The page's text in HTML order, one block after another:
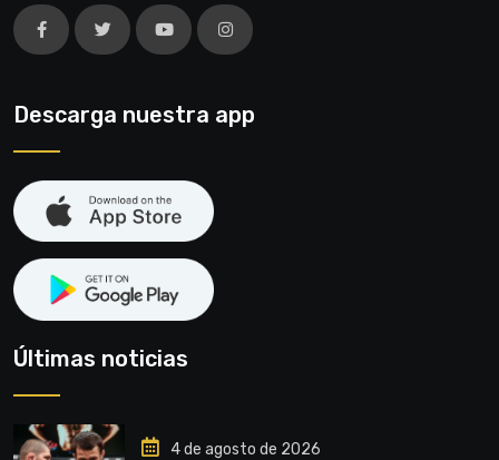
Descarga nuestra app
Últimas noticias
4 de agosto de 2026